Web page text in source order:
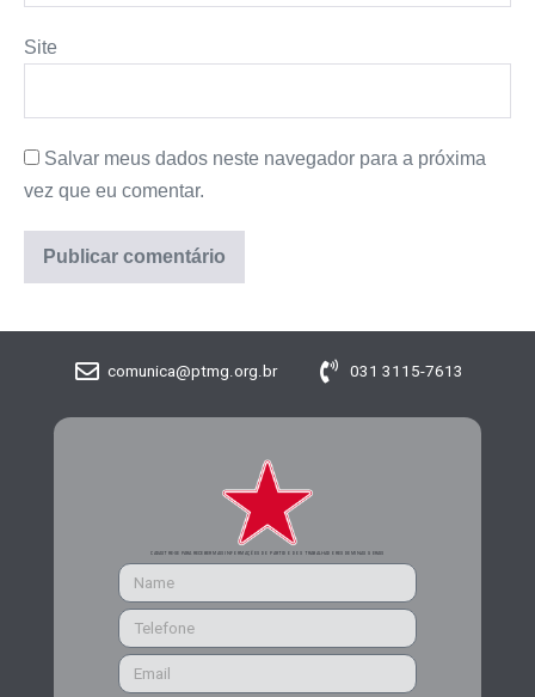
Site
Salvar meus dados neste navegador para a próxima
vez que eu comentar.
comunica@ptmg.org.br 031 3115-7613
CADASTRE-SE PARA RECEBER MAIS INFORMAÇÕES DO PARTIDO DOS TRABALHADORES DE MINAS GERAIS